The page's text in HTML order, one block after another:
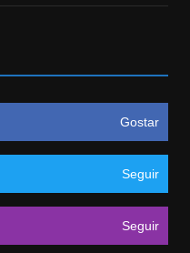
Gostar
Seguir
Seguir